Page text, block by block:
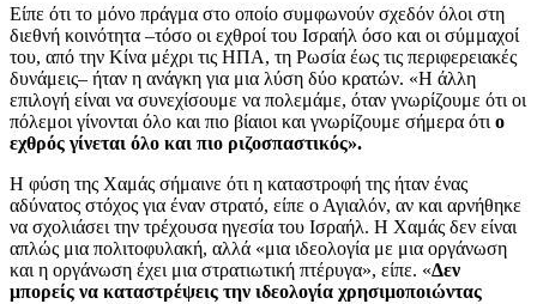
Είπε ότι το μόνο πράγμα στο οποίο συμφωνούν σχεδόν όλοι στη
διεθνή κοινότητα –τόσο οι εχθροί του Ισραήλ όσο και οι σύμμαχοί
του, από την Κίνα μέχρι τις ΗΠΑ, τη Ρωσία έως τις περιφερειακές
δυνάμεις– ήταν η ανάγκη για μια λύση δύο κρατών. «Η άλλη
επιλογή είναι να συνεχίσουμε να πολεμάμε, όταν γνωρίζουμε ότι οι
πόλεμοι γίνονται όλο και πιο βίαιοι και γνωρίζουμε σήμερα ότι ο
εχθρός γίνεται όλο και πιο ριζοσπαστικός».
Η φύση της Χαμάς σήμαινε ότι η καταστροφή της ήταν ένας
αδύνατος στόχος για έναν στρατό, είπε ο Αγιαλόν, αν και αρνήθηκε
να σχολιάσει την τρέχουσα ηγεσία του Ισραήλ. Η Χαμάς δεν είναι
απλώς μια πολιτοφυλακή, αλλά «μια ιδεολογία με μια οργάνωση
και η οργάνωση έχει μια στρατιωτική πτέρυγα», είπε. «Δεν
μπορείς να καταστρέψεις την ιδεολογία χρησιμοποιώντας